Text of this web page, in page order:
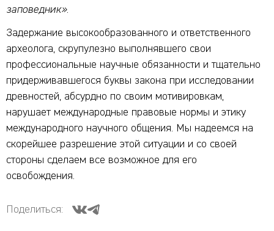
заповедник».
Задержание высокообразованного и ответственного
археолога, скрупулезно выполнявшего свои
профессиональные научные обязанности и тщательно
придерживавшегося буквы закона при исследовании
древностей, абсурдно по своим мотивировкам,
нарушает международные правовые нормы и этику
международного научного общения. Мы надеемся на
скорейшее разрешение этой ситуации и со своей
стороны сделаем все возможное для его
освобождения.
Поделиться: